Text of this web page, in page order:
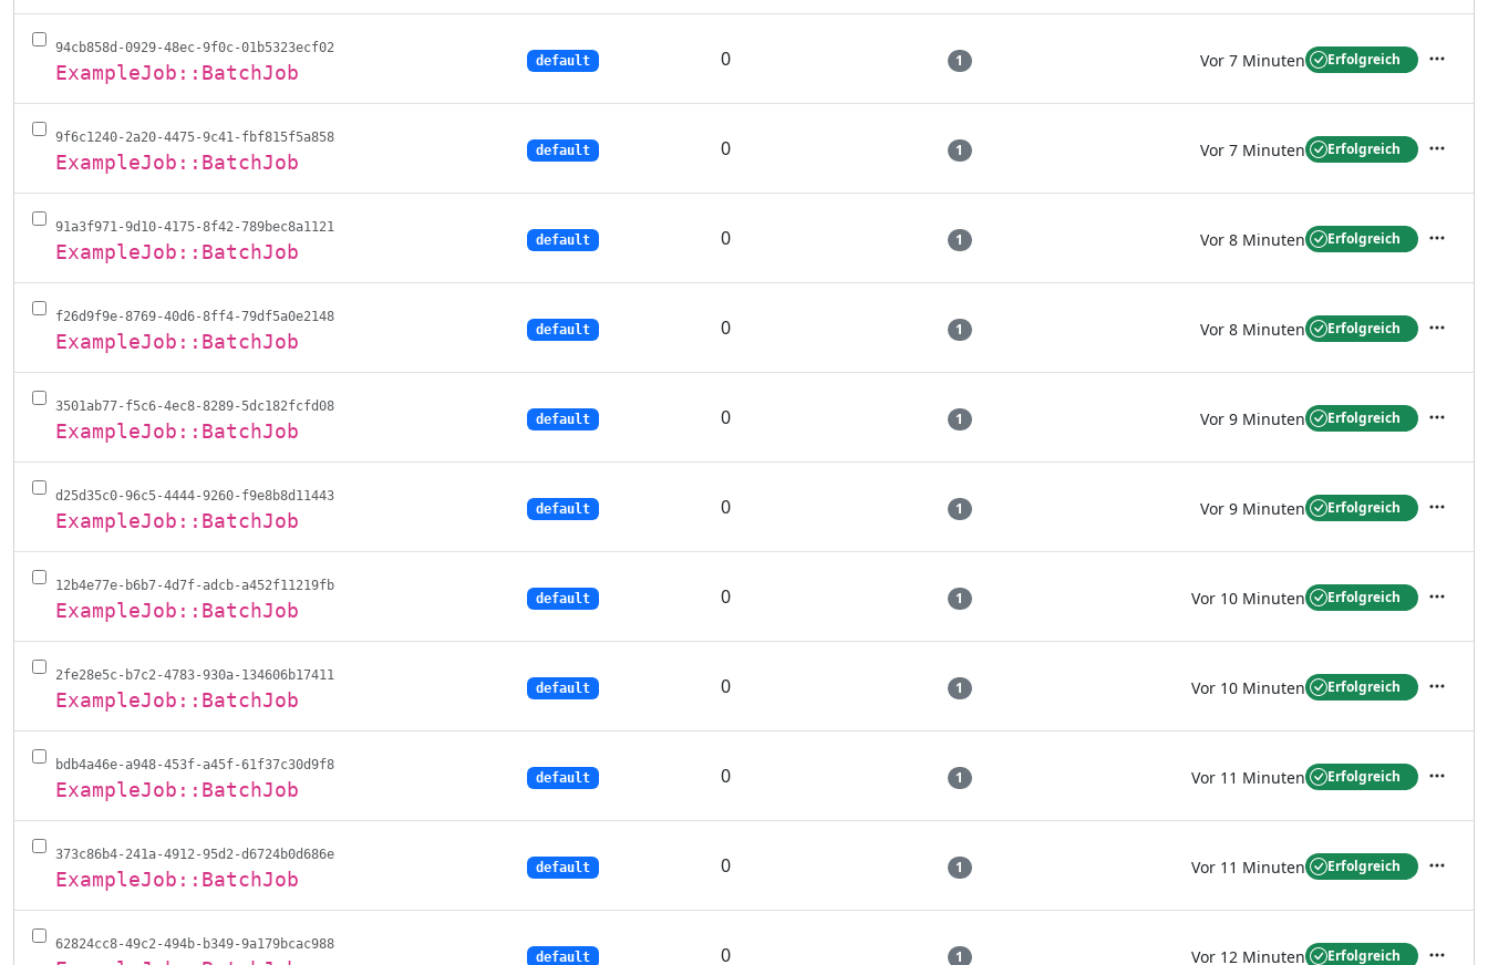
94cb858d-0929-48ec-9f0c-01b5323ecf02
ExampleJob::BatchJob
default 0 1 Vor 7 Minuten Erfolgreich
9f6c1240-2a20-4475-9c41-fbf815f5a858
ExampleJob::BatchJob
default 0 1 Vor 7 Minuten Erfolgreich
91a3f971-9d10-4175-8f42-789bec8a1121
ExampleJob::BatchJob
default 0 1 Vor 8 Minuten Erfolgreich
f26d9f9e-8769-40d6-8ff4-79df5a0e2148
ExampleJob::BatchJob
default 0 1 Vor 8 Minuten Erfolgreich
3501ab77-f5c6-4ec8-8289-5dc182fcfd08
ExampleJob::BatchJob
default 0 1 Vor 9 Minuten Erfolgreich
d25d35c0-96c5-4444-9260-f9e8b8d11443
ExampleJob::BatchJob
default 0 1 Vor 9 Minuten Erfolgreich
12b4e77e-b6b7-4d7f-adcb-a452f11219fb
ExampleJob::BatchJob
default 0 1 Vor 10 Minuten Erfolgreich
2fe28e5c-b7c2-4783-930a-134606b17411
ExampleJob::BatchJob
default 0 1 Vor 10 Minuten Erfolgreich
bdb4a46e-a948-453f-a45f-61f37c30d9f8
ExampleJob::BatchJob
default 0 1 Vor 11 Minuten Erfolgreich
373c86b4-241a-4912-95d2-d6724b0d686e
ExampleJob::BatchJob
default 0 1 Vor 11 Minuten Erfolgreich
62824cc8-49c2-494b-b349-9a179bcac988
default 0 1 Vor 12 Minuten Erfolgreich